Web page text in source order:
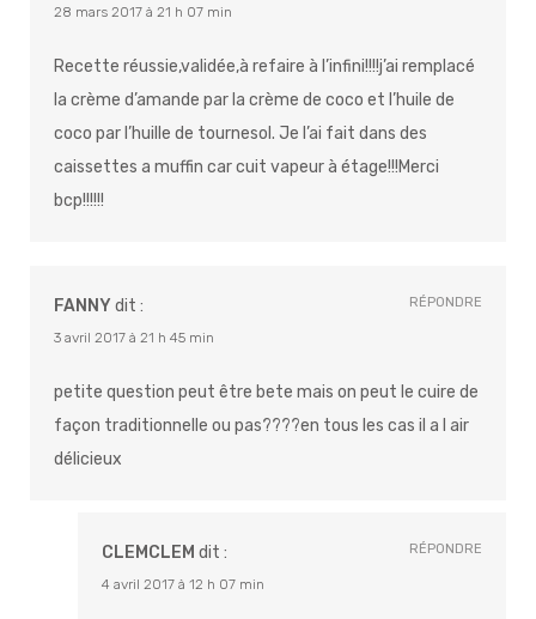
28 mars 2017 à 21 h 07 min
Recette réussie,validée,à refaire à l’infini!!!!j’ai remplacé
la crème d’amande par la crème de coco et l’huile de
coco par l’huille de tournesol. Je l’ai fait dans des
caissettes a muffin car cuit vapeur à étage!!!Merci
bcp!!!!!!
FANNY dit :
3 avril 2017 à 21 h 45 min
petite question peut être bete mais on peut le cuire de
façon traditionnelle ou pas????en tous les cas il a l air
délicieux
RÉPONDRE
CLEMCLEM dit :
4 avril 2017 à 12 h 07 min
RÉPONDRE